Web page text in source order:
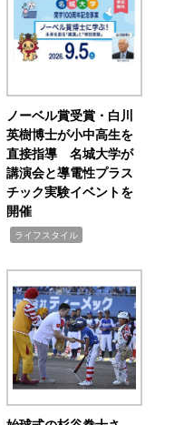
ノーベル賞受賞・白川
英樹博士が小中高生を
直接指導 名城大学が
講演会と導電性プラス
チック実験イベントを
開催
ライフスタイル